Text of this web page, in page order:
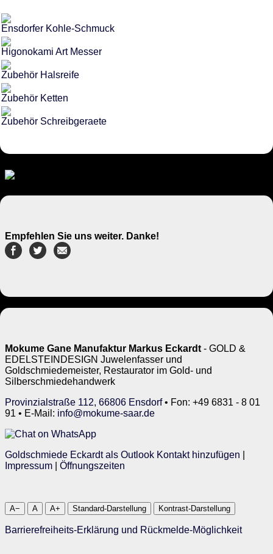
Ensdorfer Kohle-Schmuck
Higonokami Art Messer
Zubehör Halsreife
Zubehör Ketten
Zubehör Schreibgeraete
Empfehlen Sie uns weiter. Danke!
Mokume Gane Manufaktur Markus Eckardt - GOLD &
EDELSTEINDESIGN Juwelenfasser und
Goldschmiedemeister, Restaurator im Gold- und
Silberschmiedehandwerk
Provinzialstraße 112, 66806 Ensdorf• Fon: +49 6831 - 8 01
91 • E-Mail: info@mokume-saar.de
Goldschmiede Eckardt als Outlook Kontakt hinzufügen
Impressum
Öffnungszeiten
A− A A+ Standard-Darstellung Kontrast-Darstellung
Barrierefreiheits-Erklärung und Rückmelde-Möglichkeit